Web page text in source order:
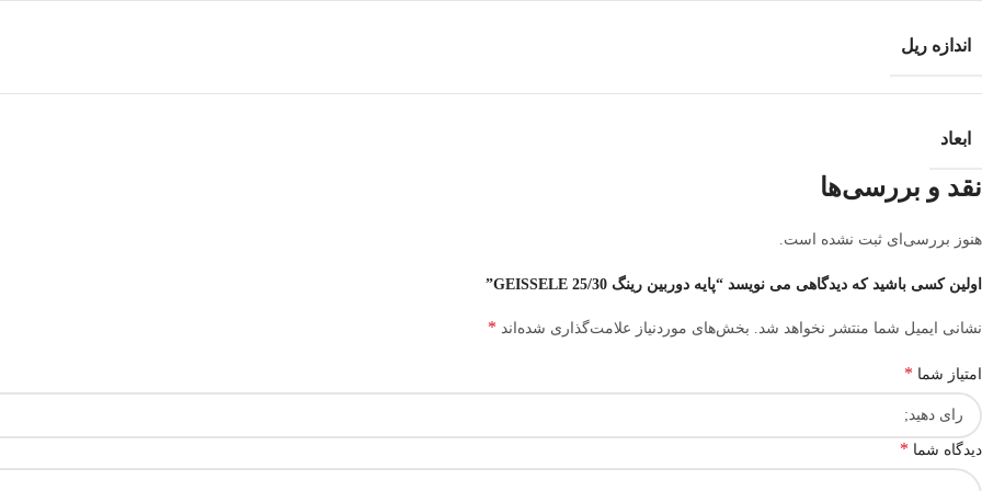
اندازه ریل
ابعاد
نقد و بررسی‌ها
هنوز بررسی‌ای ثبت نشده است.
اولین کسی باشید که دیدگاهی می نویسد “پایه دوربین رینگ 25/30 GEISSELE”
نشانی ایمیل شما منتشر نخواهد شد. بخش‌های موردنیاز علامت‌گذاری شده‌اند *
امتیاز شما *
دیدگاه شما *